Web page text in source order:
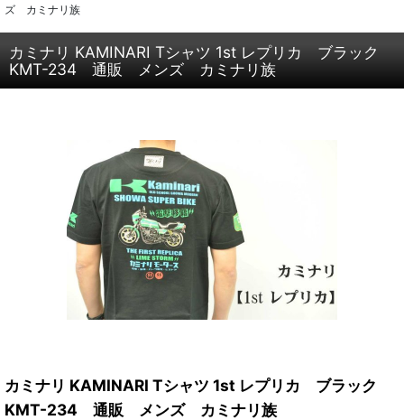
ズ カミナリ族
カミナリ KAMINARI Tシャツ 1st レプリカ ブラック
KMT-234 通販 メンズ カミナリ族
カミナリ KAMINARI Tシャツ 1st レプリカ ブラック
KMT-234 通販 メンズ カミナリ族